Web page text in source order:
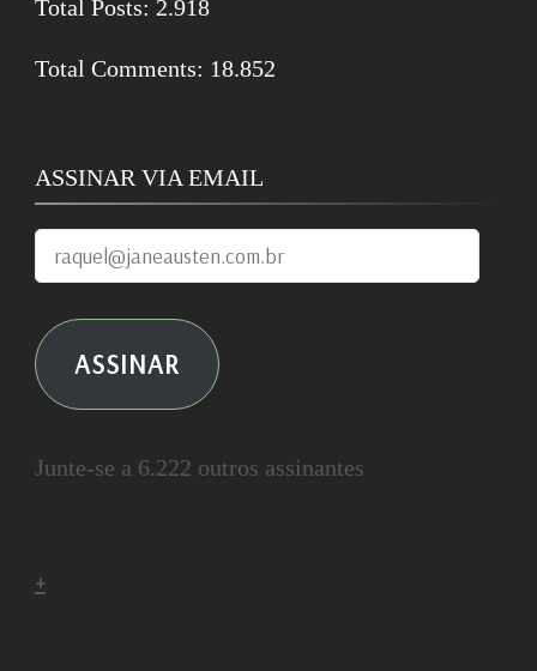
Total Posts: 2.918
Total Comments: 18.852
ASSINAR VIA EMAIL
raquel@janeausten.com.br
ASSINAR
Junte-se a 6.222 outros assinantes
+